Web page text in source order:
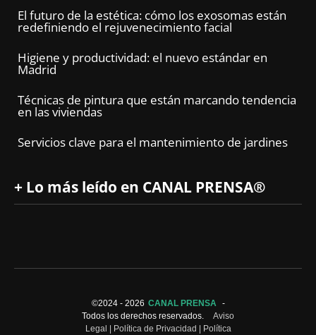
El futuro de la estética: cómo los exosomas están
redefiniendo el rejuvenecimiento facial
Higiene y productividad: el nuevo estándar en
Madrid
Técnicas de pintura que están marcando tendencia
en las viviendas
Servicios clave para el mantenimiento de jardines
+ Lo más leído en CANAL PRENSA®
©2024 - 2026 CANAL PRENSA
-
Todos los derechos reservados.
Aviso
Legal
Política de Privacidad Política